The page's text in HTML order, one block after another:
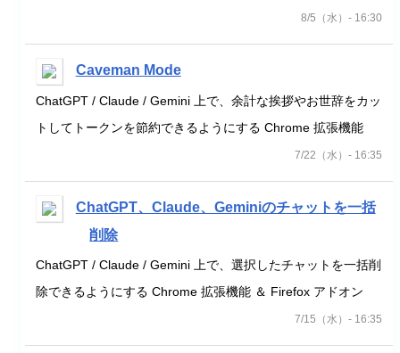
8/5（水）- 16:30
Caveman Mode
ChatGPT / Claude / Gemini 上で、余計な挨拶やお世辞をカッ
トしてトークンを節約できるようにする Chrome 拡張機能
7/22（水）- 16:35
ChatGPT、Claude、Geminiのチャットを一括
削除
ChatGPT / Claude / Gemini 上で、選択したチャットを一括削
除できるようにする Chrome 拡張機能 ＆ Firefox アドオン
7/15（水）- 16:35